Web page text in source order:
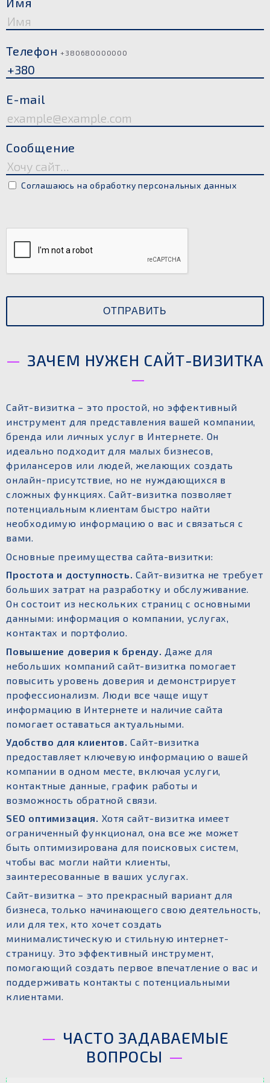
Телефон+380680000000
E-mail
Сообщение
Соглашаюсь на обработку персональных данных
ЗАЧЕМ НУЖЕН САЙТ-ВИЗИТКА
Сайт-визитка – это простой, но эффективный
инструмент для представления вашей компании,
бренда или личных услуг в Интернете. Он
идеально подходит для малых бизнесов,
фрилансеров или людей, желающих создать
онлайн-присутствие, но не нуждающихся в
сложных функциях. Сайт-визитка позволяет
потенциальным клиентам быстро найти
необходимую информацию о вас и связаться с
вами.
Основные преимущества сайта-визитки:
Простота и доступность. Сайт-визитка не требует
больших затрат на разработку и обслуживание.
Он состоит из нескольких страниц с основными
данными: информация о компании, услугах,
контактах и ​​портфолио.
Повышение доверия к бренду.
Даже для
небольших компаний сайт-визитка помогает
повысить уровень доверия и демонстрирует
профессионализм. Люди все чаще ищут
информацию в Интернете и наличие сайта
помогает оставаться актуальными.
Удобство для клиентов. Сайт-визитка
предоставляет ключевую информацию о вашей
компании в одном месте, включая услуги,
контактные данные, график работы и
возможность обратной связи.
SEO оптимизация. Хотя сайт-визитка имеет
ограниченный функционал, она все же может
быть оптимизирована для поисковых систем,
чтобы вас могли найти клиенты,
заинтересованные в ваших услугах.
Сайт-визитка – это прекрасный вариант для
бизнеса, только начинающего свою деятельность,
или для тех, кто хочет создать
минималистическую и стильную интернет-
страницу. Это эффективный инструмент,
помогающий создать первое впечатление о вас и
поддерживать контакты с потенциальными
клиентами.
ЧАСТО ЗАДАВАЕМЫЕ
ВОПРОСЫ